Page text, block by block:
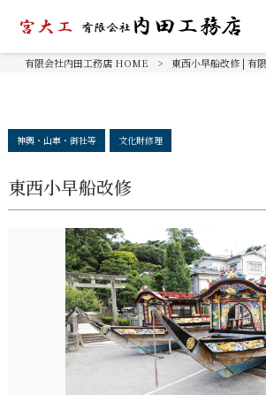
有限会社内田工務店 HOME > 東西小早船改修 | 有
神輿・山車・御社等 文化財修理
東西小早船改修